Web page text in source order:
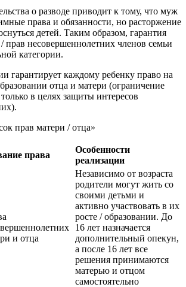
о разводе приводит к тому, что муж
права и обязанности, но расторжение
детей. Таким образом, гарантия
прав несовершеннолетних членов семьи
категории.
гарантирует каждому ребенку право на
отца и матери (ограничение
в целях защиты интересов
прав матери / отца»
права
Особенности
реализации
и отца
Независимо от возраста
родители могут жить со
своими детьми и
активно участвовать в их
росте / образовании. До
16 лет назначается
дополнительный опекун,
а после 16 лет все
решения принимаются
матерью и отцом
самостоятельно